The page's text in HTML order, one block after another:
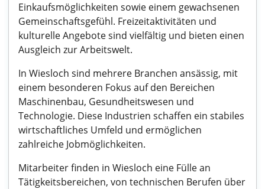
Einkaufsmöglichkeiten sowie einem gewachsenen
Gemeinschaftsgefühl. Freizeitaktivitäten und
kulturelle Angebote sind vielfältig und bieten einen
Ausgleich zur Arbeitswelt.
In Wiesloch sind mehrere Branchen ansässig, mit
einem besonderen Fokus auf den Bereichen
Maschinenbau, Gesundheitswesen und
Technologie. Diese Industrien schaffen ein stabiles
wirtschaftliches Umfeld und ermöglichen
zahlreiche Jobmöglichkeiten.
Mitarbeiter finden in Wiesloch eine Fülle an
Tätigkeitsbereichen, von technischen Berufen über